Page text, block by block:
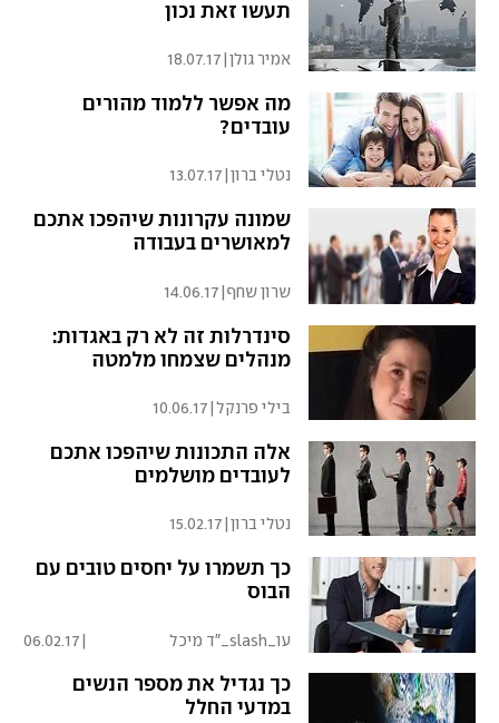
תעשו זאת נכון
אמיר גולן|
18.07.17
מה אפשר ללמוד מהורים
עובדים?
נטלי ברון|
13.07.17
שמונה עקרונות שיהפכו אתכם
למאושרים בעבודה
שרון שחף|
14.06.17
סינדרלות זה לא רק באגדות:
מנהלים שצמחו מלמטה
בילי פרנקל|
10.06.17
אלה התכונות שיהפכו אתכם
לעובדים מושלמים
נטלי ברון|
15.02.17
כך תשמרו על יחסים טובים עם
הבוס
עו_slash_"ד מיכל
06.02.17
כך נגדיל את מספר הנשים
במדעי החלל